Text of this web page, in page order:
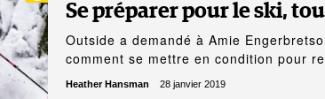
Se préparer pour le ski,
Outside a demandé à Amie
comment se mettre en condition pour
Heather Hansman 28 janvier 2019